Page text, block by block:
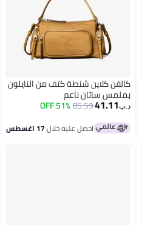
كالفن كلاين شنطة كتف من النايلون
بملمس ساتان ناعم
د.ب‏41.11
85.59
51% OFF
احصل عليه خلال17 اغسطس